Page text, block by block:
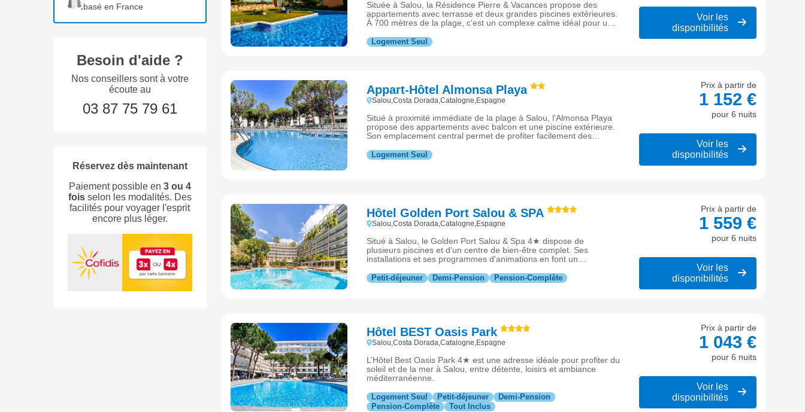
Située à Salou, la Résidence Pierre & Vacances propose des
appartements avec terrasse et deux grandes piscines extérieures.
À 700 mètres de la plage, c'est un complexe calme idéal pour un
Logement Seul
Voir les
disponibilités
Appart-Hôtel Almonsa Playa
Salou,Costa Dorada,Catalogne,Espagne
Situé à proximité immédiate de la plage à Salou, l'Almonsa Playa
propose des appartements avec balcon et une piscine extérieure.
Son emplacement central permet de profiter facilement des
Logement Seul
Prix à partir de
1 152 €
pour 6 nuits
Voir les
disponibilités
Hôtel Golden Port Salou & SPA
Salou,Costa Dorada,Catalogne,Espagne
Situé à Salou, le Golden Port Salou & Spa 4★ dispose de
plusieurs piscines et d'un centre de bien-être complet. Ses
installations et ses programmes d'animations en font un
Dorada.
Petit-déjeuner Demi-Pension Pension-Complète
Prix à partir de
1 559 €
pour 6 nuits
Voir les
disponibilités
Hôtel BEST Oasis Park
Salou,Costa Dorada,Catalogne,Espagne
L’Hôtel Best Oasis Park 4★ est une adresse idéale pour profiter du
soleil et de la mer à Salou, entre détente, loisirs et ambiance
méditerranéenne.
Logement Seul Petit-déjeuner
Demi-Pension
Pension-Complète
Tout Inclus
Prix à partir de
1 043 €
pour 6 nuits
Voir les
disponibilités
basé en France
Besoin d'aide ?
Nos conseillers sont à votre
écoute au
03 87 75 79 61
Réservez dès maintenant
Paiement possible en 3 ou 4
fois selon les modalités. Des
facilités pour voyager l'esprit
encore plus léger.